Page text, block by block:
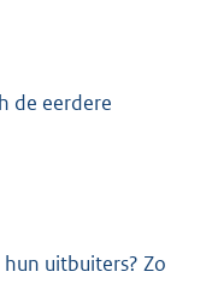
de eerdere
uitbuiters? Zo